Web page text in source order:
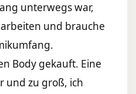
unterwegs war,
und brauche
Body gekauft. Eine
und zu groß, ich